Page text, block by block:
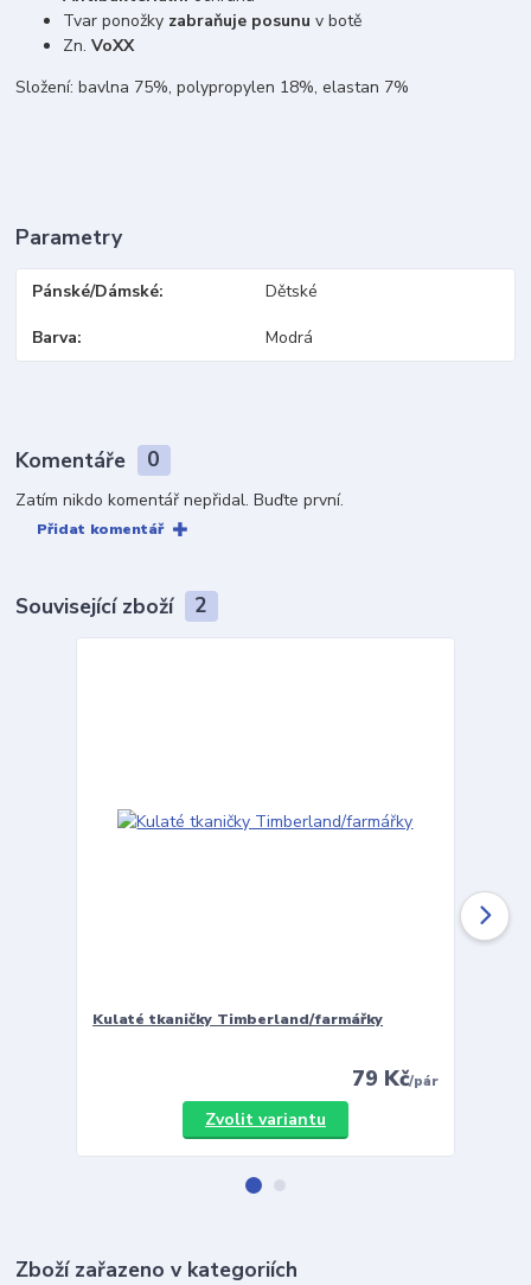
Tvar ponožky zabraňuje posunu v botě
Zn.VoXX
Složení: bavlna 75%, polypropylen 18%, elastan 7%
Parametry
Pánské/Dámské Dětské
Barva Modrá
Komentáře 0
Zatím nikdo komentář nepřidal. Buďte první.
Přidat komentář
Související zboží 2
Kulaté tkaničky Timberland/farmářky
79 Kč/pár
Zvolit variantu
Zboží zařazeno v kategoriích